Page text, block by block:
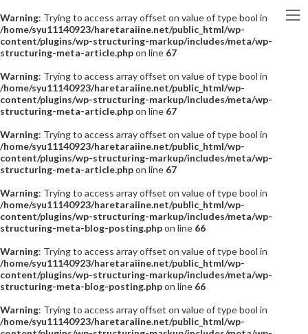
Warning: Trying to access array offset on value of type bool in
/home/syu11140923/haretaraiine.net/public_html/wp-
content/plugins/wp-structuring-markup/includes/meta/wp-
structuring-meta-article.phpon line 67
Warning: Trying to access array offset on value of type bool in
/home/syu11140923/haretaraiine.net/public_html/wp-
content/plugins/wp-structuring-markup/includes/meta/wp-
structuring-meta-article.phpon line 67
Warning: Trying to access array offset on value of type bool in
/home/syu11140923/haretaraiine.net/public_html/wp-
content/plugins/wp-structuring-markup/includes/meta/wp-
structuring-meta-article.phpon line 67
Warning: Trying to access array offset on value of type bool in
/home/syu11140923/haretaraiine.net/public_html/wp-
content/plugins/wp-structuring-markup/includes/meta/wp-
structuring-meta-blog-posting.phpon line 66
Warning: Trying to access array offset on value of type bool in
/home/syu11140923/haretaraiine.net/public_html/wp-
content/plugins/wp-structuring-markup/includes/meta/wp-
structuring-meta-blog-posting.phpon line 66
Warning: Trying to access array offset on value of type bool in
/home/syu11140923/haretaraiine.net/public_html/wp-